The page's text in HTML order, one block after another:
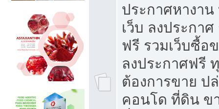
ประกาศหางา
เว็บ ลงประกา
ฟรี รวมเว็บซื้อ
ลงประกาศฟรี
ต้องการขาย ป
คอนโด ที่ดิน ข